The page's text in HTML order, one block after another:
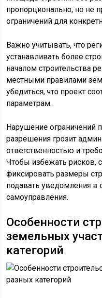
пропорционально, но не
ограничений для
Важно учитывать, что
устанавливать более
началом строительства
местными правилами
убедиться, что проект
параметрам.
Нарушение ограничений
разрешения грозит
ответственностью и
Чтобы избежать рисков,
фиксировать размеры
подавать уведомления в
самоуправления.
Особенности
земельных
категорий